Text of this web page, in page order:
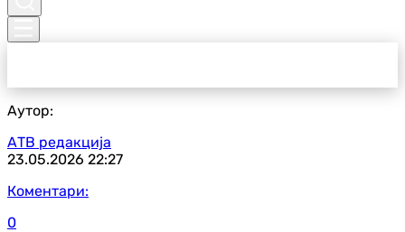
Аутор:
АТВ редакција
23.05.2026 22:27
Коментари:
0